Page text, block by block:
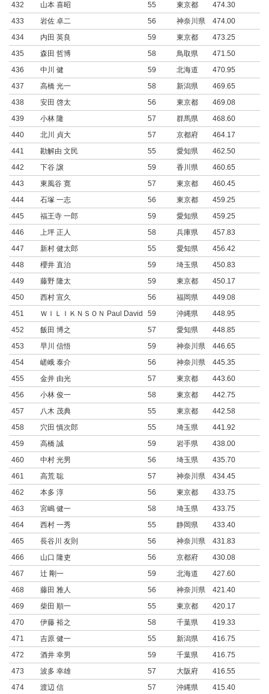
432
山本 喜昭 55 東京都
474.30
433
岩佐 卓二 56 神奈川県
474.00
434
内田 英良 59 東京都
473.25
435
森田 哲博 58 鳥取県
471.50
436
中川 健 59 北海道
470.95
437
高橋 光一 58 新潟県
469.65
438
安田 啓太 56 東京都
469.08
439
小林 隆 57 群馬県
468.60
440
北川 貞大 57 京都府
464.17
441
勘解由 文民 55 愛知県
462.50
442
下谷 譲 59 香川県
460.65
443
東風谷 寛 57 東京都
460.45
444
石塚 一志 56 東京都
459.25
445
福王寺 一郎 59 愛知県
459.25
446
上坪 正人 58 兵庫県
457.83
447
新村 健太郎 55 愛知県
456.42
448
櫻井 直治 59 埼玉県
450.83
449
藤野 隆太 59 東京都
450.17
450
西村 宣久 56 福岡県
449.08
451
ＷＩＬＩＫＮＳＯＮ Paul David 59 沖縄県
448.95
452
飯田 博之 57 愛知県
448.85
453
早川 信悟 59 神奈川県
446.65
454
嵯峨 泰介 56 神奈川県
445.35
455
金井 由光 57 東京都
443.60
456
小林 俊一 58 東京都
442.75
457
八木 茂典 55 東京都
442.58
458
穴田 慎次郎 55 埼玉県
441.92
459
高橋 誠 59 岩手県
438.00
460
中村 光男 56 埼玉県
435.70
461
高荒 聡 57 神奈川県
434.45
462
本多 淳 56 東京都
433.75
463
宮嶋 健一 58 埼玉県
433.75
464
西村 一秀 55 静岡県
433.40
465
長谷川 友則 56 神奈川県
431.83
466
山口 隆吏 56 京都府
430.08
467
辻 剛一 59 北海道
427.60
468
藤田 雅人 56 神奈川県
421.40
469
柴田 順一 55 東京都
420.17
470
伊藤 裕之 58 千葉県
419.33
471
吉原 健一 55 新潟県
416.75
472
酒井 幸男 59 千葉県
416.75
473
波多 幸雄 57 大阪府
416.55
474
渡辺 信 57 沖縄県
415.40